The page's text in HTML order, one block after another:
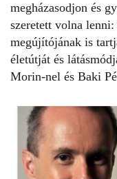
megházasodjon és
szeretett volna
megújítójának is
életútját és
Morin-nel és Baki